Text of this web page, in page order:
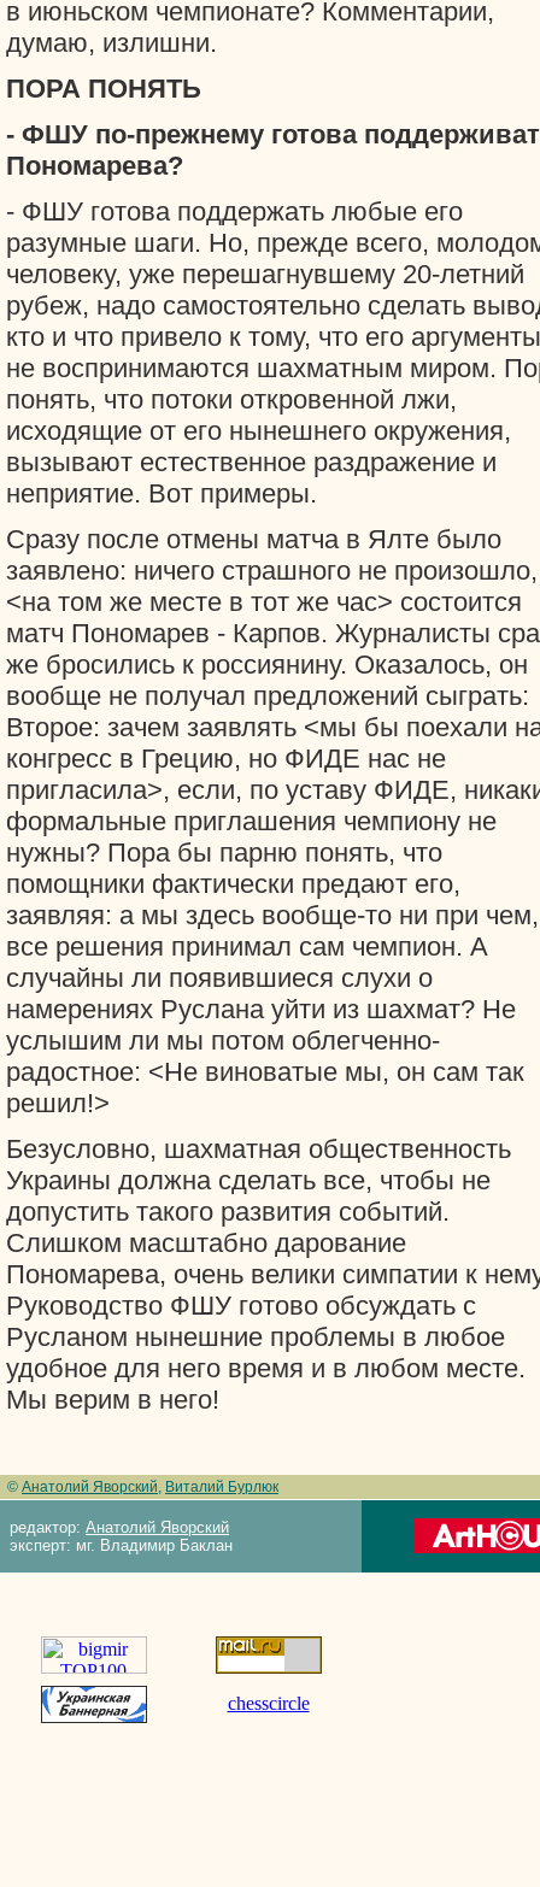
в июньском чемпионате? Комментарии,
думаю, излишни.
ПОРА ПОНЯТЬ
- ФШУ по-прежнему готова
Пономарева?
- ФШУ готова поддержать любые его
разумные шаги. Но, прежде всего,
человеку, уже перешагнувшему 20-летний
рубеж, надо самостоятельно сделать
кто и что привело к тому, что его аргументы
не воспринимаются шахматным миром.
понять, что потоки откровенной лжи,
исходящие от его нынешнего окружения,
вызывают естественное раздражение и
неприятие. Вот примеры.
Сразу после отмены матча в Ялте было
заявлено: ничего страшного не произошло,
<на том же месте в тот же час> состоится
матч Пономарев - Карпов. Журналисты
же бросились к россиянину. Оказалось, он
вообще не получал предложений сыграть:
Второе: зачем заявлять <мы бы поехали
конгресс в Грецию, но ФИДЕ нас не
пригласила>, если, по уставу ФИДЕ,
формальные приглашения чемпиону не
нужны? Пора бы парню понять, что
помощники фактически предают его,
заявляя: а мы здесь вообще-то ни при чем,
все решения принимал сам чемпион. А
случайны ли появившиеся слухи о
намерениях Руслана уйти из шахмат? Не
услышим ли мы потом облегченно-
радостное: <Не виноватые мы, он сам так
решил!>
Безусловно, шахматная общественность
Украины должна сделать все, чтобы не
допустить такого развития событий.
Слишком масштабно дарование
Пономарева, очень велики симпатии к
Руководство ФШУ готово обсуждать с
Русланом нынешние проблемы в любое
удобное для него время и в любом месте.
Мы верим в него!
© Анатолий Яворский, Виталий Бурлюк
редактор: Анатолий Яворский
эксперт: мг. Владимир Баклан
chesscircle